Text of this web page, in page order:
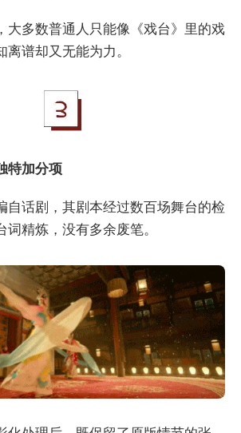
大多数普通人只能像《戏台》里的戏
谱却又无能为力。
特加分项
自话剧，其剧本经过数百场舞台的检
精炼，没有多余废笔。